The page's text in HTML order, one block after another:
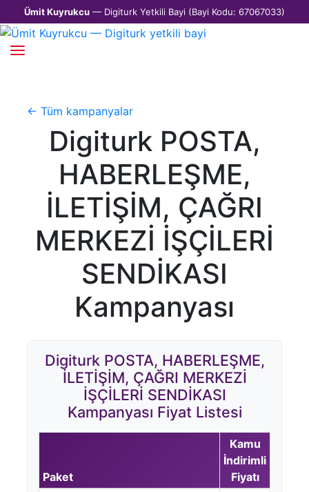
Ümit Kuyrukcu — Digiturk Yetkili Bayi (Bayi Kodu: 67067033)
← Tüm kampanyalar
Digiturk POSTA,
HABERLEŞME,
İLETİŞİM, ÇAĞRI
MERKEZİ İŞÇİLERİ
SENDİKASI
Kampanyası
Digiturk POSTA, HABERLEŞME,
İLETİŞİM, ÇAĞRI MERKEZİ
İŞÇİLERİ SENDİKASI
Kampanyası Fiyat Listesi
Paket
Kamu
İndirimli
Fiyatı